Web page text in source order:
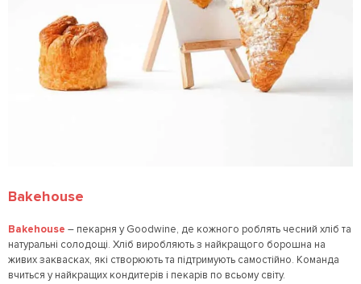
Bakehouse
Bakehouse – пекарня у Goodwine, де кожного роблять чесний хліб та
натуральні солодощі. Хліб виробляють з найкращого борошна на
живих заквасках, які створюють та підтримують самостійно. Команда
вчиться у найкращих кондитерів і пекарів по всьому світу.